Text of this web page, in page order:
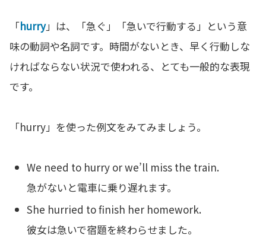
「hurry」は、「急ぐ」「急いで行動する」という意
味の動詞や名詞です。時間がないとき、早く行動しな
ければならない状況で使われる、とても一般的な表現
です。
「hurry」を使った例文をみてみましょう。
We need to hurry or we’ll miss the train.
急がないと電車に乗り遅れます。
She hurried to finish her homework.
彼女は急いで宿題を終わらせました。